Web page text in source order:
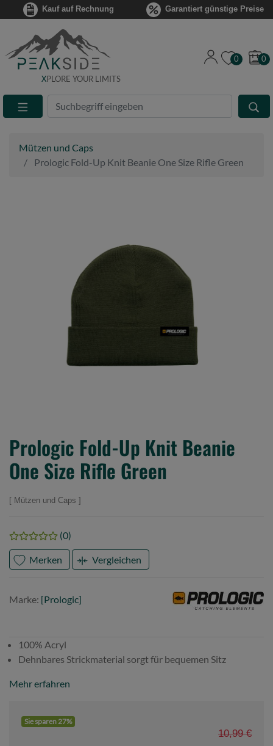
Kauf auf Rechnung Garantiert günstige Preise
XPLORE YOUR LIMITS
Suche
Eingabefeld
0 0
Mützen und Caps
Prologic Fold-Up Knit Beanie One Size Rifle Green
Prologic Fold-Up Knit Beanie
One Size Rifle Green
Mützen und Caps
(0)
Merken Vergleichen
Marke: [Prologic]
Prologic
100% Acryl
Dehnbares Strickmaterial sorgt für bequemen Sitz
Mehr erfahren
Sie sparen 27%
10,99 €